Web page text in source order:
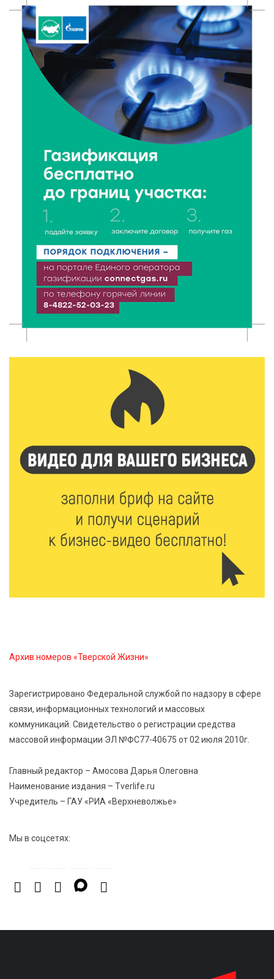
252
«Дух больших побед»: глава спорткомитета оценил
состояние СШОР по гребле в Твери
6 Авг 2026 17:01 309
День рождения Светофора: в детском саду № 6
прошел необычный урок безопасности
В Твери пройдёт дополнительный день приёма в
колледжи
6 Авг 2026 16:37 281
Исследование: ежемесячная смена категорий
кешбэка создает волны спроса
6 Авг 2026 16:28 448
Тверские «Романтики» покорили Витебск своей
хореографией
Виталий Королев наградил строителей и
анонсировал новые проекты
Объем выдачи ипотеки в России вырос на 38%
6 Авг 2026 16:01 255
Калининские футболисты представят Тверскую
область на всероссийском марафоне «Земля
спорта»
6 Авг 2026 15:48 594
добавок, повышающие продуктивность
сельхозживотных
Мультфильм своими руками: в Твери дети сняли
ленту по мотивам басни «Карась»
Архив номеров «Тверской Жизни»
Зарегистрировано Федеральной службой по надзору в сфере
связи, информационных технологий и массовых
коммуникаций. Свидетельство о регистрации средства
массовой информации ЭЛ №ФС77-40675 от 02 июля 2010г.
Главный редактор – Амосова Дарья Олеговна
Наименование издания – Tverlife.ru
Учредитель – ГАУ «РИА «Верхневолжье»
Мы в соцсетях: